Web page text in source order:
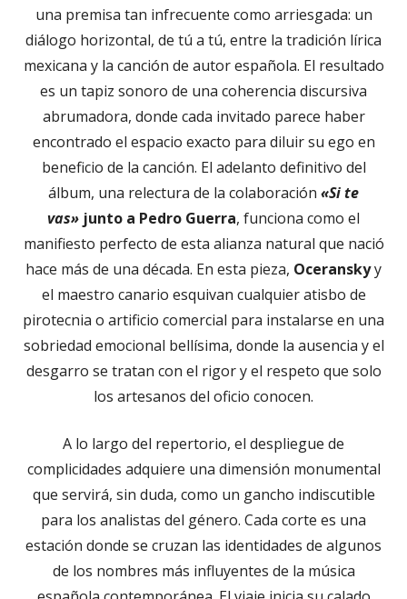
una premisa tan infrecuente como arriesgada: un
diálogo horizontal, de tú a tú, entre la tradición lírica
mexicana y la canción de autor española. El resultado
es un tapiz sonoro de una coherencia discursiva
abrumadora, donde cada invitado parece haber
encontrado el espacio exacto para diluir su ego en
beneficio de la canción. El adelanto definitivo del
álbum, una relectura de la colaboración «Si te
vas» junto a Pedro Guerra, funciona como el
manifiesto perfecto de esta alianza natural que nació
hace más de una década. En esta pieza, Oceranskyy
el maestro canario esquivan cualquier atisbo de
pirotecnia o artificio comercial para instalarse en una
sobriedad emocional bellísima, donde la ausencia y el
desgarro se tratan con el rigor y el respeto que solo
los artesanos del oficio conocen.
A lo largo del repertorio, el despliegue de
complicidades adquiere una dimensión monumental
que servirá, sin duda, como un gancho indiscutible
para los analistas del género. Cada corte es una
estación donde se cruzan las identidades de algunos
de los nombres más influyentes de la música